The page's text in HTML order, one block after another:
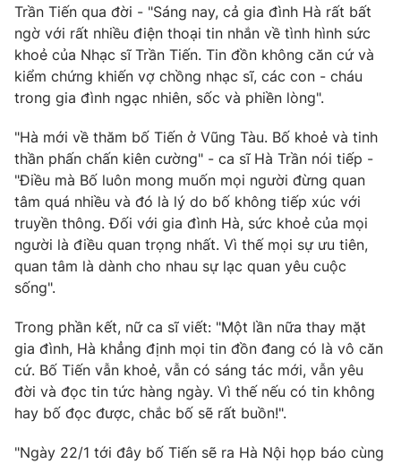
Góc doanh nghiệp
Truyền hình
Phim VTV
Hậu trường
Khán giả
Giải sao mai
Giải trí
Điện ảnh
Âm nhạc
Sao
Du lịch
Làm đẹp
Chất lượng cuộc sống
Giáo dục
Tuyển sinh
Học trực tuyến
Công nghệ
Hitech Công nghệ tương lai
Sản phẩm
Thị trường
Tư vấn
Giao lưu trực tuyến
Lịch phát sóng
Chuyên mục khác
Emagazine
Trần Tiến qua đời - "Sáng nay, cả gia đình Hà rất bất
ngờ với rất nhiều điện thoại tin nhắn về tình hình sức
khoẻ của Nhạc sĩ Trần Tiến. Tin đồn không căn cứ và
kiểm chứng khiến vợ chồng nhạc sĩ, các con - cháu
trong gia đình ngạc nhiên, sốc và phiền lòng".
"Hà mới về thăm bố Tiến ở Vũng Tàu. Bố khoẻ và tinh
thần phấn chấn kiên cường" - ca sĩ Hà Trần nói tiếp -
"Điều mà Bố luôn mong muốn mọi người đừng quan
tâm quá nhiều và đó là lý do bố không tiếp xúc với
truyền thông. Đối với gia đình Hà, sức khoẻ của mọi
người là điều quan trọng nhất. Vì thế mọi sự ưu tiên,
quan tâm là dành cho nhau sự lạc quan yêu cuộc
sống".
Trong phần kết, nữ ca sĩ viết: "Một lần nữa thay mặt
gia đình, Hà khẳng định mọi tin đồn đang có là vô căn
cứ. Bố Tiến vẫn khoẻ, vẫn có sáng tác mới, vẫn yêu
đời và đọc tin tức hàng ngày. Vì thế nếu có tin không
hay bố đọc được, chắc bố sẽ rất buồn!".
"Ngày 22/1 tới đây bố Tiến sẽ ra Hà Nội họp báo cùng